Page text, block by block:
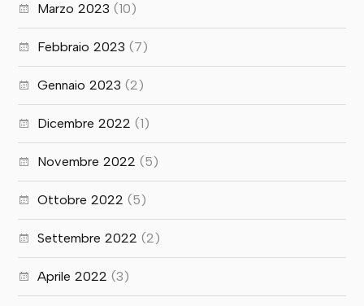
Marzo 2023 (10)
Febbraio 2023 (7)
Gennaio 2023 (2)
Dicembre 2022 (1)
Novembre 2022 (5)
Ottobre 2022 (5)
Settembre 2022 (2)
Aprile 2022 (3)